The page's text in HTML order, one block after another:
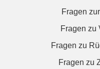
Fragen
Fragen zu
Fragen zu
Fragen zu